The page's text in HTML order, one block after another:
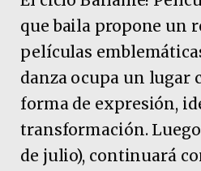
que baila propone un
películas
danza ocupa un lugar
forma de expresión,
transformación.
de julio), continuará